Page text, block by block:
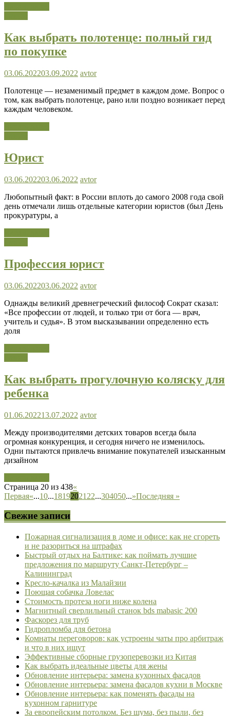
Как выбрать полотенце: полный гид
по покупке
03.06.202203.09.2022 avtor
Полотенце — незаменимый предмет в каждом доме. Вопрос о
том, как выбрать полотенце, рано или поздно возникает перед
каждым человеком.
Юрист
03.06.202203.06.2022 avtor
Любопытный факт: в России вплоть до самого 2008 года свой
день отмечали лишь отдельные категории юристов (был День
прокуратуры, а
Профессия юрист
03.06.202203.06.2022 avtor
Однажды великий древнегреческий философ Сократ сказал:
«Все профессии от людей, и только три от бога — врач,
учитель и судья». В этом высказывании определенно есть
доля
Как выбрать прогулочную коляску для
ребенка
01.06.202213.07.2022 avtor
Между производителями детских товаров всегда была
огромная конкуренция, и сегодня ничего не изменилось.
Одни пытаются привлечь внимание покупателей изысканным
дизайном
Страница 20 из 438«
Первая«...10...18192021 22...304050...»Последняя »
Свежие записи
Пожарная сигнализация в доме и офисе: как не сгореть
и не разориться на штрафах
Быстрый отдых на Балтике: как поймать лучшие
предложения по маршруту Санкт-Петербург –
Калининград
Кресло-качалка из Малайзии
Поющая собачка Ловелас
Стоимость протеза ноги ниже колена
Магнитный сверлильный станок bds mabasic 200
Фаскорез для труб
Гидропломба для бетона
Комнаты переговоров: как устроены чаты про арбитраж
и что в них ищут
Эффективные сборные грузоперевозки из Китая
Как выбрать идеальные цветы для жены
Обновление интерьера: замена кухонных фасадов
Обновление интерьера: замена фасадов кухни в Москве
Обновление интерьера: как поменять фасады на
кухонном гарнитуре
За европейским потолком. Без шума, без пыли, без